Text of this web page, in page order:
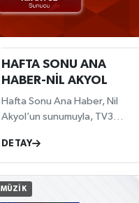
HAFTA SONU ANA
HABER-NİL AKYOL
Hafta Sonu Ana Haber, Nil
Akyol’un sunumuyla, TV3
18:30’da canlı olarak sizlerle!
Güncel gelişmeler, önemli
haberler ve analizler, Nil
profesyonel sunumuyla
DETAY
MÜZIK